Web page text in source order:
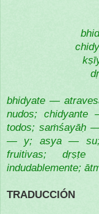
bhidyate —
nudos;
todos; saṁśayāḥ
— y; asya — su;
fruitivas;
indudablemente;
TRADUCCIÓN